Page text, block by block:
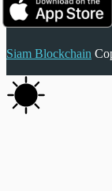
Siam Blockchain